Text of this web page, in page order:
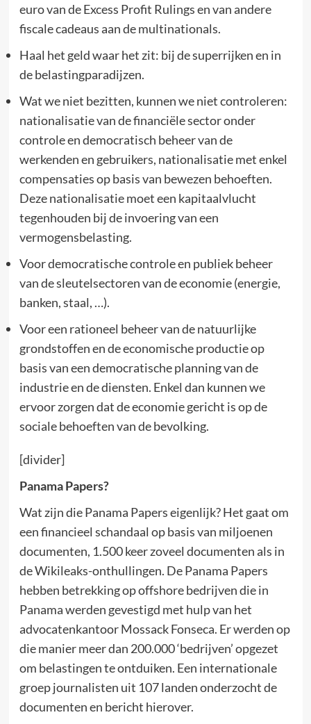
euro van de Excess Profit Rulings en van andere
fiscale cadeaus aan de multinationals.
Haal het geld waar het zit: bij de superrijken en in
de belastingparadijzen.
Wat we niet bezitten, kunnen we niet controleren:
nationalisatie van de financiële sector onder
controle en democratisch beheer van de
werkenden en gebruikers, nationalisatie met enkel
compensaties op basis van bewezen behoeften.
Deze nationalisatie moet een kapitaalvlucht
tegenhouden bij de invoering van een
vermogensbelasting.
Voor democratische controle en publiek beheer
van de sleutelsectoren van de economie (energie,
banken, staal, …).
Voor een rationeel beheer van de natuurlijke
grondstoffen en de economische productie op
basis van een democratische planning van de
industrie en de diensten. Enkel dan kunnen we
ervoor zorgen dat de economie gericht is op de
sociale behoeften van de bevolking.
[divider]
Panama Papers?
Wat zijn die Panama Papers eigenlijk? Het gaat om
een financieel schandaal op basis van miljoenen
documenten, 1.500 keer zoveel documenten als in
de Wikileaks-onthullingen. De Panama Papers
hebben betrekking op offshore bedrijven die in
Panama werden gevestigd met hulp van het
advocatenkantoor Mossack Fonseca. Er werden op
die manier meer dan 200.000 ‘bedrijven’ opgezet
om belastingen te ontduiken. Een internationale
groep journalisten uit 107 landen onderzocht de
documenten en bericht hierover.